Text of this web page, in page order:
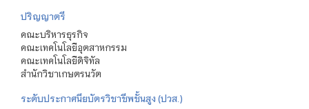
ปริญญาตรี
คณะบริหารธุรกิจ
คณะเทคโนโลยีอุตสาหกรรม
คณะเทคโนโลยีดิจิทัล
สำนักวิชาเกษตรนวัต
ระดับประกาศนียบัตรวิชาชีพชั้นสูง (ปวส.)